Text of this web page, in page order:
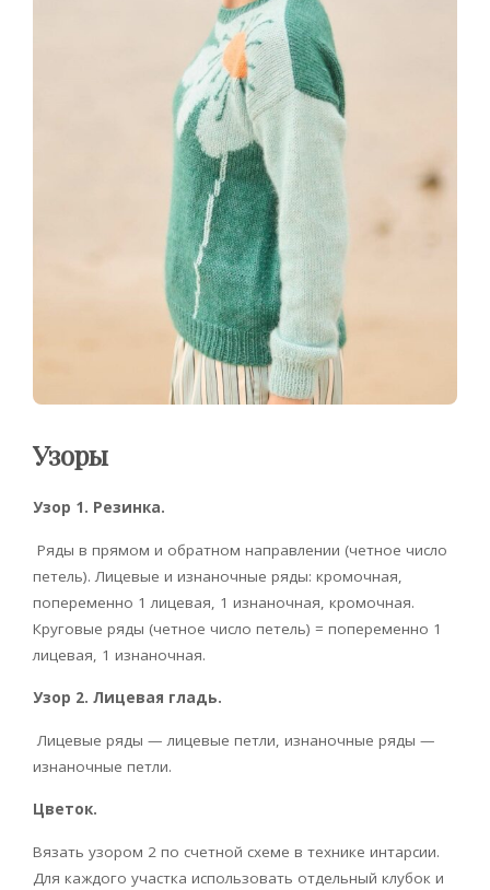
Узоры
Узор 1. Резинка.
Ряды в прямом и обратном направлении (четное число
петель). Лицевые и изнаночные ряды: кромочная,
попеременно 1 лицевая, 1 изнаночная, кромочная.
Круговые ряды (четное число петель) = попеременно 1
лицевая, 1 изнаночная.
Узор 2. Лицевая гладь.
Лицевые ряды — лицевые петли, изнаночные ряды —
изнаночные петли.
Цветок.
Вязать узором 2 по счетной схеме в технике интарсии.
Для каждого участка использовать отдельный клубок и